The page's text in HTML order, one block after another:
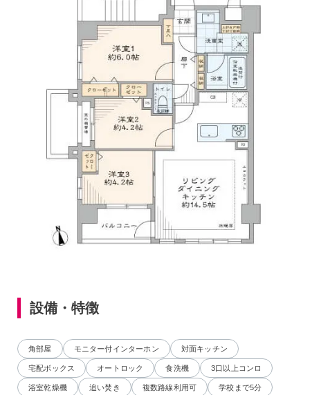
設備・特徴
角部屋 モニター付インターホン 対面キッチン
宅配ボックス オートロック 食洗機 3口以上コンロ
浴室乾燥機 追い焚き 複数路線利用可 学校まで5分